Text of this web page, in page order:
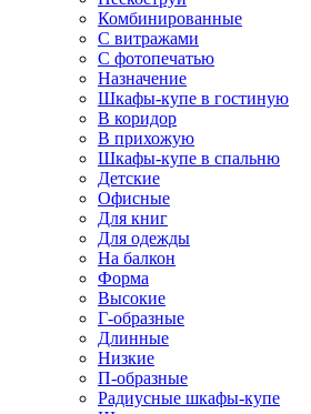
Комбинированные
С витражами
С фотопечатью
Назначение
Шкафы-купе в гостиную
В коридор
В прихожую
Шкафы-купе в спальню
Детские
Офисные
Для книг
Для одежды
На балкон
Форма
Высокие
Г-образные
Длинные
Низкие
П-образные
Радиусные шкафы-купе